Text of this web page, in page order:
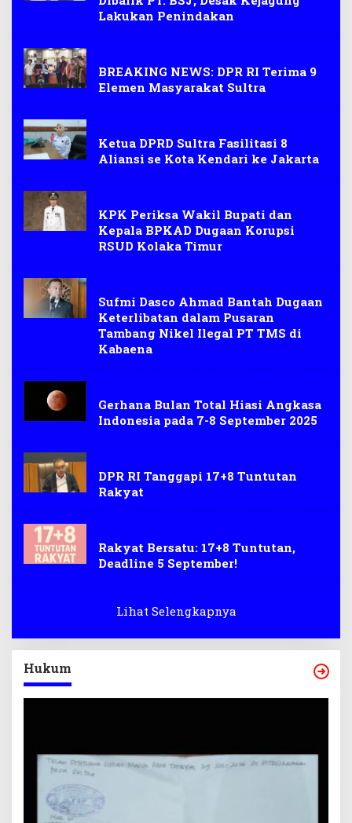
Lakukan Penindakan
BREAKING NEWS: DPR RI Terima 9
Elemen Masyarakat Sultra
Ketua DPRD Sultra Fasilitasi 8
Aliansi se Kota Kendari ke Jakarta
KPK Periksa Wakil Bupati dan
Kepala BPKAD Dugaan Korupsi
RSUD Kolaka Timur
Sufmi Dasco Ahmad Bantah Dugaan
Keterlibatan dalam Pusaran
Tambang Nikel Ilegal PT TMS di
Kabaena
Gerhana Bulan Total Hiasi Angkasa
Indonesia pada 7-8 September 2025
DPR RI Tanggapi 17+8 Tuntutan
Rakyat
Rakyat Bersatu: 17+8 Tuntutan,
Deadline 5 September!
Lihat Selengkapnya
Hukum